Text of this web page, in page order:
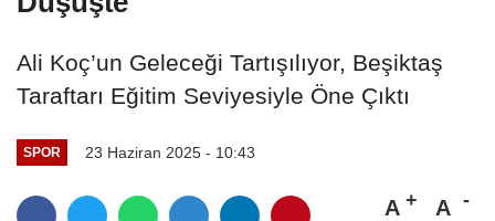
Ali Koç’un Geleceği Tartışılıyor, Beşiktaş
Taraftarı Eğitim Seviyesiyle Öne Çıktı
SPOR 23 Haziran 2025 - 10:43
A A